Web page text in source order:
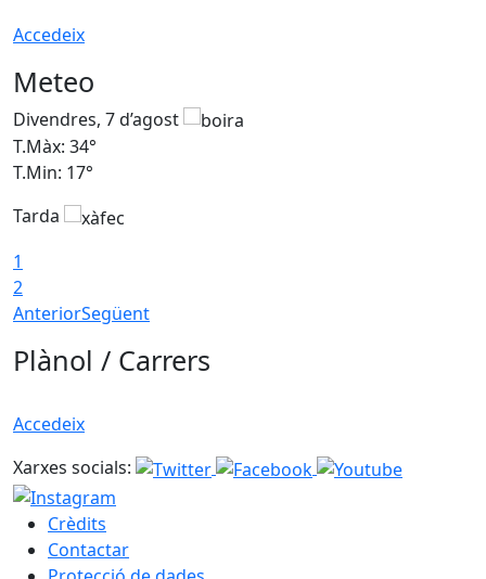
Accedeix
Meteo
Divendres, 7 d’agost
T.Màx: 34°
T.Min: 17°
Tarda
1
2
AnteriorSegüent
Plànol / Carrers
Accedeix
Xarxes socials:
Crèdits
Contactar